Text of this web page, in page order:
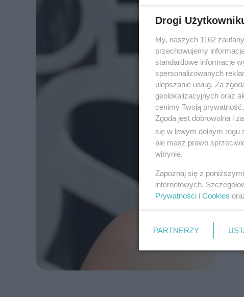
Drogi
My, naszych 1162
przechowujemy
standardowe informacje
spersonalizowanych
ulepszanie usług. Za
geolokalizacyjnych oraz
cenimy Twoją
Zgoda jest dobrowolna i
się w lewym dolnym rogu
ale masz prawo
witrynie.
Zapoznaj się z
internetowych.
Prywatności i Cookies
PARTNERZY